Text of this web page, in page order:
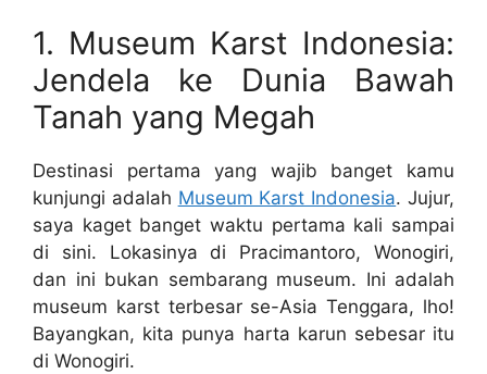
1. Museum Karst Indonesia:
Jendela ke Dunia Bawah
Tanah yang Megah
Destinasi pertama yang wajib banget kamu
kunjungi adalah Museum Karst Indonesia. Jujur,
saya kaget banget waktu pertama kali sampai
di sini. Lokasinya di Pracimantoro, Wonogiri,
dan ini bukan sembarang museum. Ini adalah
museum karst terbesar se-Asia Tenggara, lho!
Bayangkan, kita punya harta karun sebesar itu
di Wonogiri.